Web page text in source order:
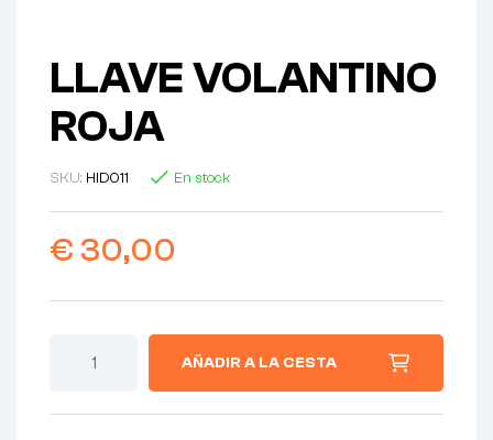
LLAVE VOLANTINO
ROJA
SKU: HID011 En stock
€ 30,00
AÑADIR A LA CESTA